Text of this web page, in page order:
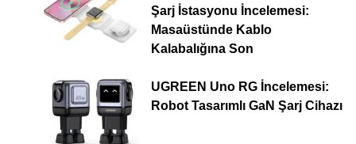
Şarj İstasyonu İncelemesi:
Masaüstünde Kablo
Kalabalığına Son
UGREEN Uno RG İncelemesi:
Robot Tasarımlı GaN Şarj Cihazı